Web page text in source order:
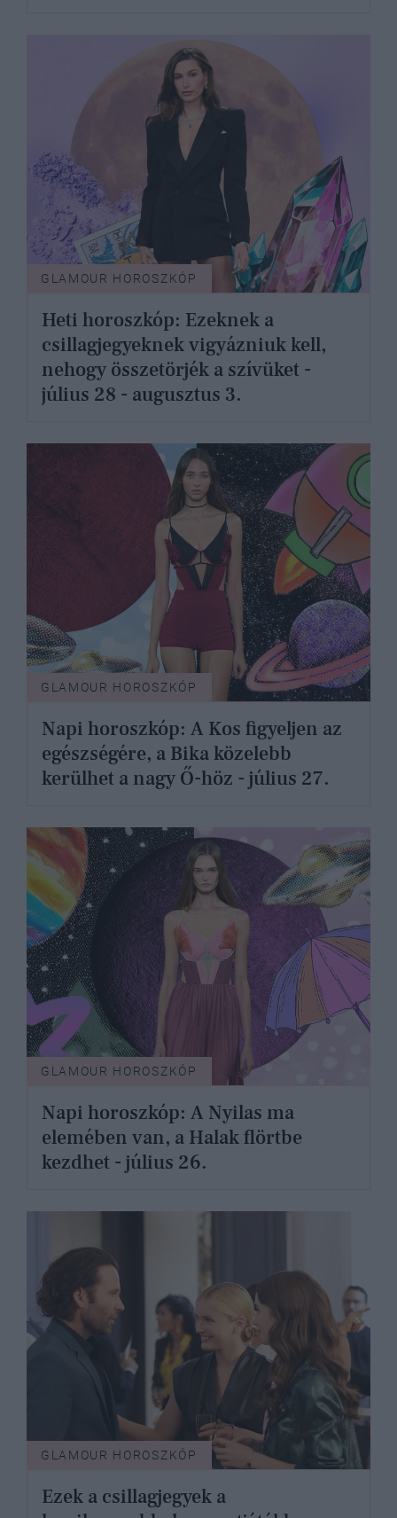
GLAMOUR HOROSZKÓP
Heti horoszkóp: Ezeknek a
csillagjegyeknek vigyázniuk kell,
nehogy összetörjék a szívüket -
július 28 - augusztus 3.
GLAMOUR HOROSZKÓP
Napi horoszkóp: A Kos figyeljen az
egészségére, a Bika közelebb
kerülhet a nagy Ő-höz - július 27.
GLAMOUR HOROSZKÓP
Napi horoszkóp: A Nyilas ma
elemében van, a Halak flörtbe
kezdhet - július 26.
GLAMOUR HOROSZKÓP
Ezek a csillagjegyek a